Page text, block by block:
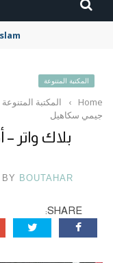
المكتبة المتنوعة
Home
› المكتبة المتنوعة
جيمي سكاهيل
بلاك واتر
BY BOUTAHAR
SHARE: